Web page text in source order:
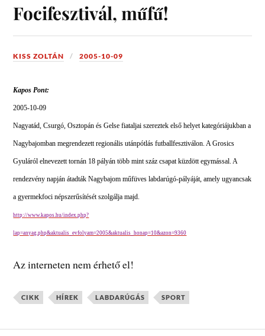
Focifesztivál, műfű!
KISS ZOLTÁN 2005-10-09
Kapos Pont:
2005-10-09
Nagyatád, Csurgó, Osztopán és Gelse fiataljai szereztek első helyet kategóriájukban a
Nagybajomban megrendezett regionális utánpótlás futballfesztiválon. A Grosics
Gyuláról elnevezett tornán 18 pályán több mint száz csapat küzdött egymással. A
rendezvény napján átadták Nagybajom műfüves labdarúgó-pályáját, amely ugyancsak
a gyermekfoci népszerűsítését szolgálja majd.
http://www.kapos.hu/index.php?
lap=anyag.php&aktualis_evfolyam=2005&aktualis_honap=10&azon=9360
Az interneten nem érhető el!
CIKK HÍREK LABDARÚGÁS SPORT